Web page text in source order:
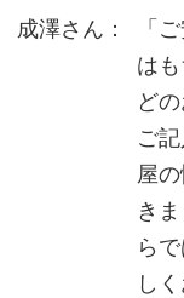
成澤さん：
「
は
ど
ご
屋
き
ら
し